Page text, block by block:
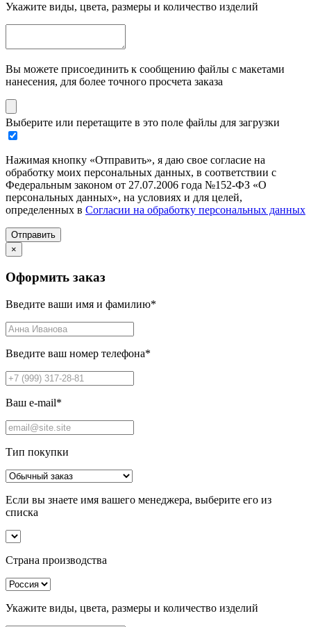
Укажите виды, цвета, размеры и количество изделий
Вы можете присоединить к сообщению файлы с макетами
нанесения, для более точного просчета заказа
Выберите или перетащите в это поле файлы для загрузки
Нажимая кнопку «Отправить», я даю свое согласие на
обработку моих персональных данных, в соответствии с
Федеральным законом от 27.07.2006 года №152-ФЗ «О
персональных данных», на условиях и для целей,
определенных в Согласии на обработку персональных данных
Отправить
×
Оформить заказ
Введите ваши имя и фамилию*
Введите ваш номер телефона*
Ваш e-mail*
Тип покупки
Если вы знаете имя вашего менеджера, выберите его из
списка
Страна производства
Укажите виды, цвета, размеры и количество изделий